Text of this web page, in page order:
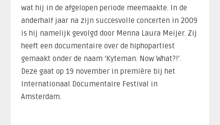
wat hij in de afgelopen periode meemaakte. In de
anderhalf jaar na zijn succesvolle concerten in 2009
is hij namelijk gevolgd door Menna Laura Meijer. Zij
heeft een documentaire over de hiphopartiest
gemaakt onder de naam ‘Kyteman. Now What?!’.
Deze gaat op 19 november in première bij het
Internationaal Documentaire Festival in
Amsterdam.